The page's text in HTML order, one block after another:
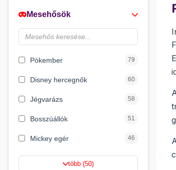
Jurassic World
Wizarding World 12
Mesehősök
Pókember 79
Disney hercegnők 60
Jégvarázs 58
Bosszúállók 51
Mickey egér 46
Lilo és Stitch 43
több (50)